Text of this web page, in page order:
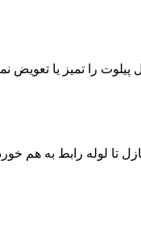
را تمیز یا تعویض
لوله رابط به هم